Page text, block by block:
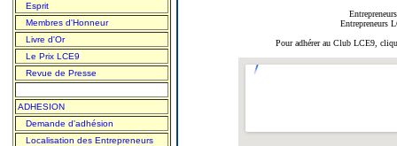
Esprit
Membres d'Honneur
Livre d'Or
Le Prix LCE9
Revue de Presse
ADHESION
Demande d'adhésion
Localisation des Entrepreneurs
Entrepreneurs
Pour adhérer au Club LCE9,